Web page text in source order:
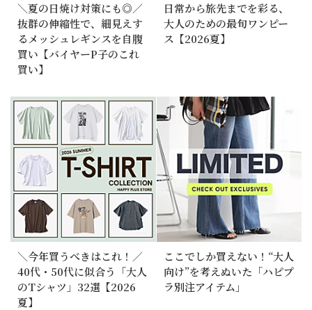
＼夏の日焼け対策にも◎／
抜群の伸縮性で、細見えす
るメッシュレギンスを自腹
買い【バイヤーP子のこれ
買い】
日常から旅先までを彩る、
大人のための最旬ワンピー
ス【2026夏】
＼今年買うべきはこれ！／
40代・50代に似合う「大人
のTシャツ」32選【2026
夏】
ここでしか買えない！“大人
向け”を考えぬいた「ハピプ
ラ別注アイテム」